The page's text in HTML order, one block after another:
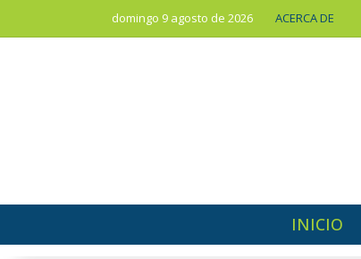
domingo 9 agosto de 2026 ACERCA DE
INICIO